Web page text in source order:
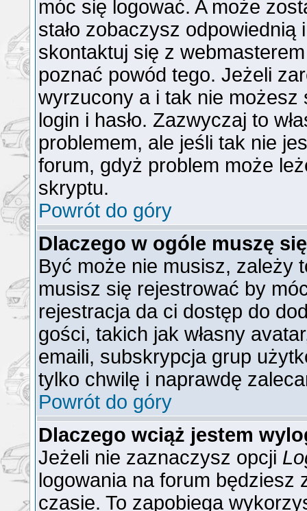
móc się logować. A może
stało zobaczysz
skontaktuj się z
poznać powód tego. Jeżeli
wyrzucony a i tak nie
login i hasło. Zazwyczaj to
problemem, ale jeśli tak nie
forum, gdyż problem może
skryptu.
Powrót do góry
Dlaczego w ogóle muszę
Być może nie musisz, zależy
musisz się rejestrować by
rejestracja da ci dostęp do
gości, takich jak własny
emaili, subskrypcja grup
tylko chwilę i naprawdę
Powrót do góry
Dlaczego wciąż jestem
Jeżeli nie zaznaczysz opcji
logowania na forum będziesz
czasie. To zapobiega